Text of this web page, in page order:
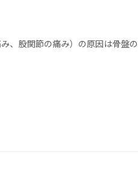
、股関節の痛み）の原因は骨盤